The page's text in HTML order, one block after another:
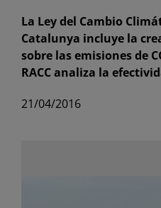
La Ley del Cambio
Catalunya incluye la
sobre las emisiones de
RACC analiza la
21/04/2016